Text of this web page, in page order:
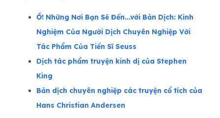
Ồ! Những Nơi Bạn Sẽ Đến...với Bản Dịch: Kinh
Nghiệm Của Người Dịch Chuyên Nghiệp Với
Tác Phẩm Của Tiến Sĩ Seuss
Dịch tác phẩm truyện kinh dị của Stephen
King
Bản dịch chuyên nghiệp các truyện cổ tích của
Hans Christian Andersen